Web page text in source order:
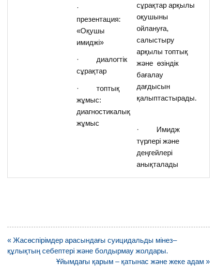
·
презентация:
«Оқушы
имиджі»
· диалогтік
сұрақтар
· топтық
жұмыс:
диагностикалық
жұмыс
сұрақтар арқылы
оқушыны
ойлануға,
салыстыру
арқылы топтық
және өзіндік
бағалау
дағдысын
қалыптастырады.
· Имидж
түрлері және
деңгейлері
анықталады
Навигация
по
« Жасөспірімдер арасындағы суицидальды мінез–
құлықтың себептері және болдырмау жолдары.
Ұйымдағы қарым – қатынас және жеке адам »